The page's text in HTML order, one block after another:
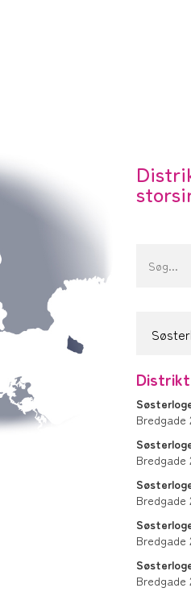
Bredgade
Bredgade
Bredgade
Bredgade
Bredgade